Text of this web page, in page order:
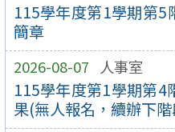
115學年度第1學期第
簡章
2026-08-07 人事室
115學年度第1學期第4
果(無人報名，續辦下